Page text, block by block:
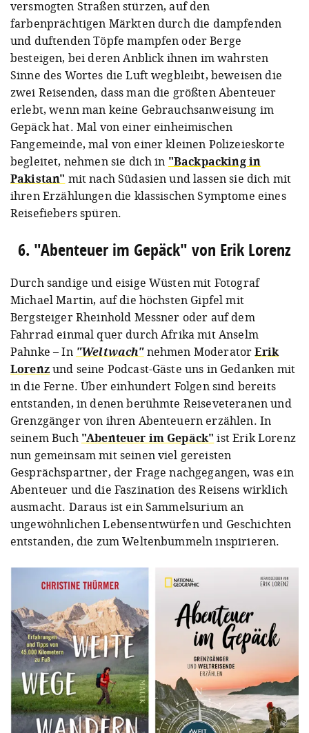
versmogten Straßen stürzen, auf den
farbenprächtigen Märkten durch die dampfenden
und duftenden Töpfe mampfen oder Berge
besteigen, bei deren Anblick ihnen im wahrsten
Sinne des Wortes die Luft wegbleibt, beweisen die
zwei Reisenden, dass man die größten Abenteuer
erlebt, wenn man keine Gebrauchsanweisung im
Gepäck hat. Mal von einer einheimischen
Fangemeinde, mal von einer kleinen Polizeieskorte
begleitet, nehmen sie dich in "Backpacking in
Pakistan" mit nach Südasien und lassen sie dich mit
ihren Erzählungen die klassischen Symptome eines
Reisefiebers spüren.
6. "Abenteuer im Gepäck" von Erik Lorenz
Durch sandige und eisige Wüsten mit Fotograf
Michael Martin, auf die höchsten Gipfel mit
Bergsteiger Rheinhold Messner oder auf dem
Fahrrad einmal quer durch Afrika mit Anselm
Pahnke – In "Weltwach"nehmen ModeratorErik
Lorenzund seine Podcast-Gäste uns in Gedanken mit
in die Ferne. Über einhundert Folgen sind bereits
entstanden, in denen berühmte Reiseveteranen und
Grenzgänger von ihren Abenteuern erzählen. In
seinem Buch "Abenteuer im Gepäck" ist Erik Lorenz
nun gemeinsam mit seinen viel gereisten
Gesprächspartner, der Frage nachgegangen, was ein
Abenteuer und die Faszination des Reisens wirklich
ausmacht. Daraus ist ein Sammelsurium an
ungewöhnlichen Lebensentwürfen und Geschichten
entstanden, die zum Weltenbummeln inspirieren.